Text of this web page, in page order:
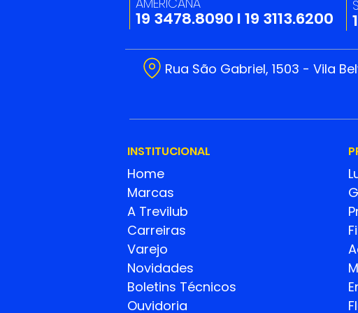
19 3478.8090 I19 3113.6200
Rua São Gabriel, 1503 - Vila
INSTITUCIONAL
Home
Marcas
A Trevilub
Carreiras
Varejo
Novidades
Boletins Técnicos
Ouvidoria